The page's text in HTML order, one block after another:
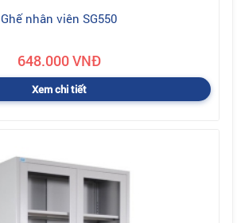
Ghế nhân viên SG550
648.000 VNĐ
Xem chi tiết